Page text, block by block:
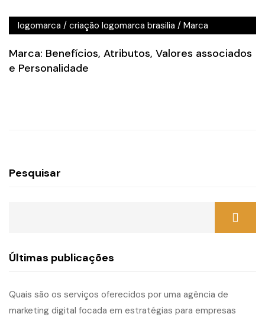
logomarca / criação logomarca brasilia / Marca
Marca: Benefícios, Atributos, Valores associados
e Personalidade
Pesquisar
Últimas publicações
Quais são os serviços oferecidos por uma agência de
marketing digital focada em estratégias para empresas